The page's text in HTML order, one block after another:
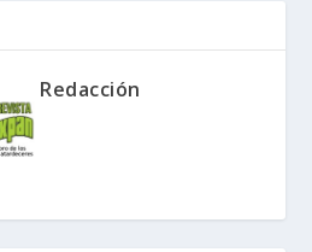
Redacción